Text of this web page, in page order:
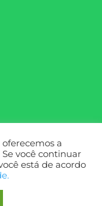
a
você continuar
está de acordo